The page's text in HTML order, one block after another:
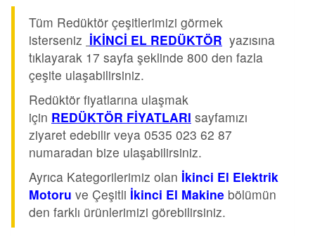
Tüm Redüktör çeşitlerimizi görmek
isterseniz İKİNCİ EL REDÜKTÖR yazısına
tıklayarak 17 sayfa şeklinde 800 den fazla
çeşite ulaşabilirsiniz.
Redüktör fiyatlarına ulaşmak
için REDÜKTÖR FİYATLARI sayfamızı
ziyaret edebilir veya 0535 023 62 87
numaradan bize ulaşabilirsiniz.
Ayrıca Kategorilerimiz olan İkinci El Elektrik
Motoru ve Çeşitli İkinci El Makine bölümün
den farklı ürünlerimizi görebilirsiniz.